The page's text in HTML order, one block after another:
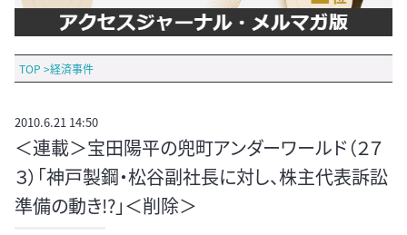
TOP >経済事件
2010.6.21 14:50
＜連載＞宝田陽平の兜町アンダーワールド（２７
３）「神戸製鋼・松谷副社長に対し、株主代表訴訟
準備の動き!?」＜削除＞